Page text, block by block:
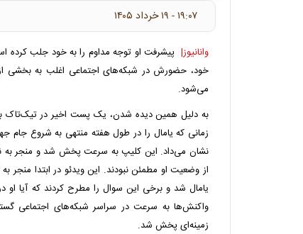
۱۹:۰۷ - ۱۹ خرداد ۱۴۰۵
وانانیوز| پیشرفت او توجه مداوم را به خود جلب کرده
خود، حضورش در شبکه‌های اجتماعی اغلب به بخشی
می‌شود.
به دلیل همین دیده شدن، یک پست اخیر در تیک‌تاک
زمانی که یامال را در طول هفته منتهی به شروع جام
نشان می‌داد. این کلیپ به سرعت پخش شد و منجر به
از وضعیت او مطمئن نبودند. این ویدئو در ابتدا منجر
یامال شد و برخی این سوال را مطرح کردند که آیا
واکنش‌ها به سرعت در سراسر شبکه‌های اجتماعی
زمینه‌ای پخش شد.